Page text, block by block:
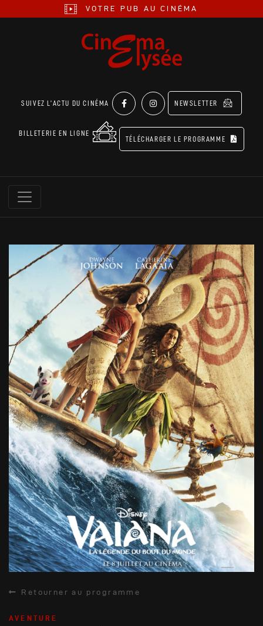
VOTRE PUB AU CINÉMA
SUIVEZ L’ACTU DU CINÉMA NEWSLETTER
BILLETERIE EN LIGNE
TÉLÉCHARGER LE PROGRAMME
Retourner au programme
AVENTURE